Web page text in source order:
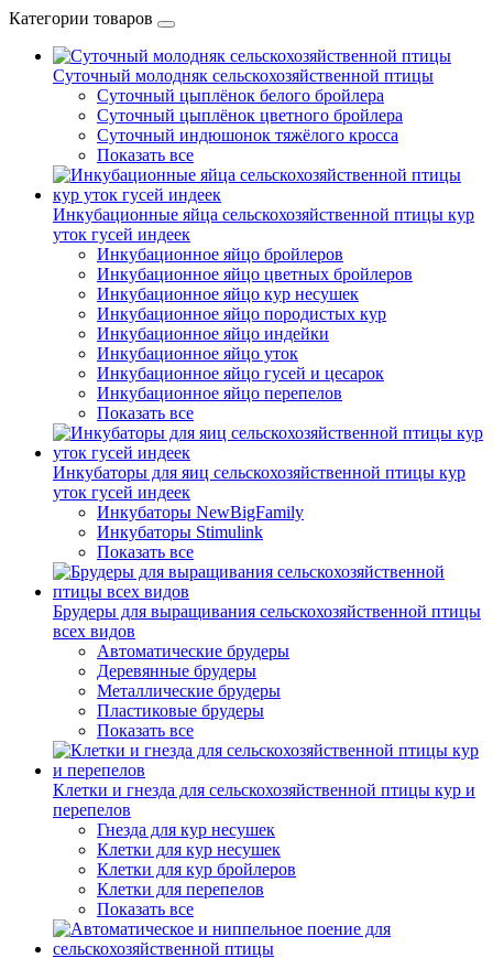
Категории товаров
Суточный молодняк сельскохозяйственной птицы
Суточный цыплёнок белого бройлера
Суточный цыплёнок цветного бройлера
Суточный индюшонок тяжёлого кросса
Показать все
Инкубационные яйца сельскохозяйственной птицы кур
уток гусей индеек
Инкубационное яйцо бройлеров
Инкубационное яйцо цветных бройлеров
Инкубационное яйцо кур несушек
Инкубационное яйцо породистых кур
Инкубационное яйцо индейки
Инкубационное яйцо уток
Инкубационное яйцо гусей и цесарок
Инкубационное яйцо перепелов
Показать все
Инкубаторы для яиц сельскохозяйственной птицы кур
уток гусей индеек
Инкубаторы NewBigFamily
Инкубаторы Stimulink
Показать все
Брудеры для выращивания сельскохозяйственной птицы
всех видов
Автоматические брудеры
Деревянные брудеры
Металлические брудеры
Пластиковые брудеры
Показать все
Клетки и гнезда для сельскохозяйственной птицы кур и
перепелов
Гнезда для кур несушек
Клетки для кур несушек
Клетки для кур бройлеров
Клетки для перепелов
Показать все